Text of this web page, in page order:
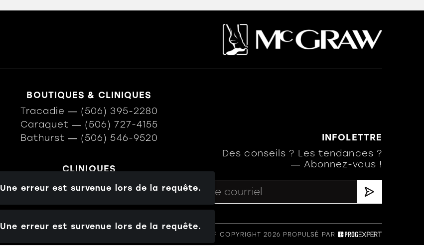
BOUTIQUES & CLINIQUES
Tracadie ― (506) 395-2280
Caraquet ― (506) 727-4155
Bathurst ― (506) 546-9520
CLINIQUES
Miramichi ―(506) 622-2234
INFOLETTRE
Des conseils ? Les tendances ?
― Abonnez-vous !
TOUS DROITS RÉSERVÉS © COPYRIGHT 2026 PROPULSÉ PAR
Une erreur est survenue lors de la requête.
Une erreur est survenue lors de la requête.